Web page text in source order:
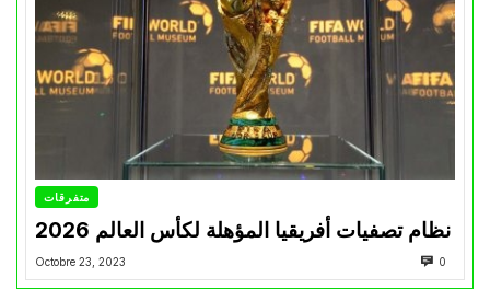
متفرقات
نظام تصفيات أفريقيا المؤهلة لكأس العالم 2026
Octobre 23, 2023 0